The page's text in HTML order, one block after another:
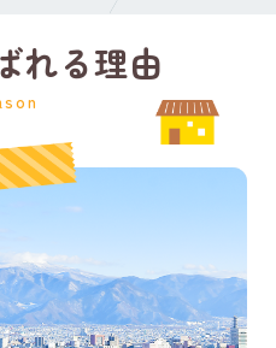
れる理由